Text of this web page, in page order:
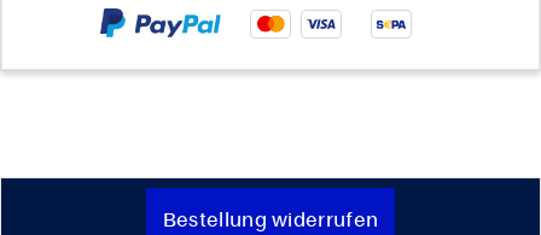
Bestellung widerrufen